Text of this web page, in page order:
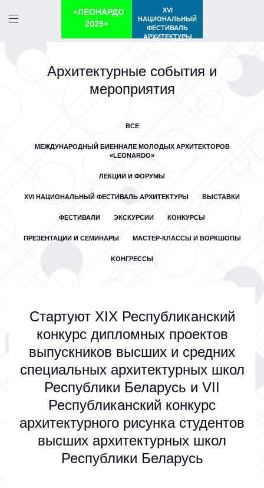
«ЛЕОНАРДО
2025»
XVI
НАЦИОНАЛЬНЫЙ
ФЕСТИВАЛЬ
АРХИТЕКТУРЫ
Архитектурные события и
мероприятия
ВСЕ
МЕЖДУНАРОДНЫЙ БИЕННАЛЕ МОЛОДЫХ АРХИТЕКТОРОВ
«LEONARDO»
ЛЕКЦИИ И ФОРУМЫ
XVI НАЦИОНАЛЬНЫЙ ФЕСТИВАЛЬ АРХИТЕКТУРЫ ВЫСТАВКИ
ФЕСТИВАЛИ ЭКСКУРСИИ КОНКУРСЫ
ПРЕЗЕНТАЦИИ И СЕМИНАРЫ МАСТЕР-КЛАССЫ И ВОРКШОПЫ
KОНГРЕССЫ
Стартуют ХIX Республиканский
конкурс дипломных проектов
выпускников высших и средних
специальных архитектурных школ
Республики Беларусь и VII
Республиканский конкурс
архитектурного рисунка студентов
высших архитектурных школ
Республики Беларусь